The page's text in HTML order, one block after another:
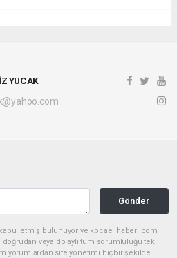
YUCAK
Gönder
kabul etmiş bulunuyor ve kocaelihaberi.com
doğrudan veya dolaylı tüm sorumluluğu tek
yorumlardan site yönetimi hiçbir şekilde